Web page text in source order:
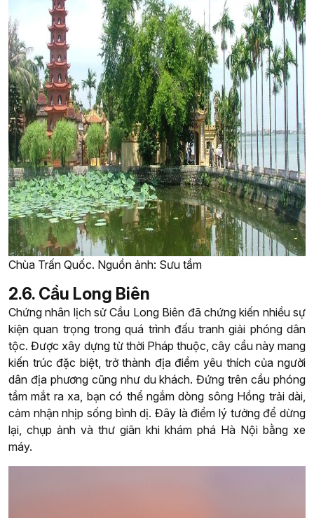
Chùa Trấn Quốc. Nguồn ảnh: Sưu tầm
2.6. Cầu Long Biên
Chứng nhân lịch sử Cầu Long Biên đã chứng kiến nhiều sự
kiện quan trọng trong quá trình đấu tranh giải phóng dân
tộc. Được xây dựng từ thời Pháp thuộc, cây cầu này mang
kiến trúc đặc biệt, trở thành địa điểm yêu thích của người
dân địa phương cũng như du khách. Đứng trên cầu phóng
tầm mắt ra xa, bạn có thể ngắm dòng sông Hồng trải dài,
cảm nhận nhịp sống bình dị. Đây là điểm lý tưởng để dừng
lại, chụp ảnh và thư giãn khi khám phá Hà Nội bằng xe
máy.